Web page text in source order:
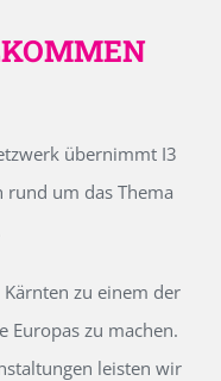
übernimmt I3
um das Thema
zu einem der
Europas zu machen.
leisten wir